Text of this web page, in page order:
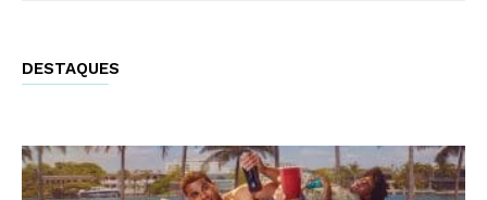
DESTAQUES